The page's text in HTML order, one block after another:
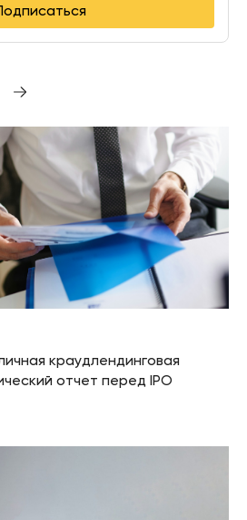
краудлендинговая
отчет перед IPO